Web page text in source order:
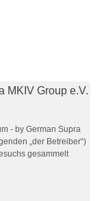
MKIV Group e.V.
- by German Supra
„der Betreiber“)
gesammelt